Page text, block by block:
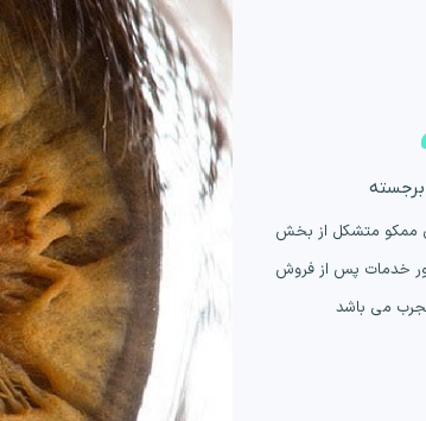
ممکو متشکل از بخش
خدمات پس از فروش
می باشد